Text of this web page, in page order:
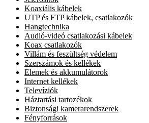
Koaxiális kábelek
UTP és FTP kábelek, csatlakozók
Hangtechnika
Audió-videó csatlakozási kábelek
Koax csatlakozók
Villám és feszültség védelem
Szerszámok és kellékek
Elemek és akkumulátorok
Internet kellékek
Televíziók
Háztartási tartozékok
Biztonsági kamerarendszerek
Fényforrások